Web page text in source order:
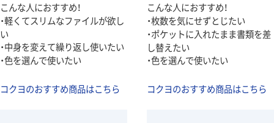
こんな人におすすめ！
・軽くてスリムなファイルが欲し
い
・中身を変えて繰り返し使いたい
・色を選んで使いたい
コクヨのおすすめ商品はこちら
こんな人におすすめ！
・枚数を気にせずとじたい
・ポケットに入れたまま書類を差
し替えたい
・色を選んで使いたい
コクヨのおすすめ商品はこちら